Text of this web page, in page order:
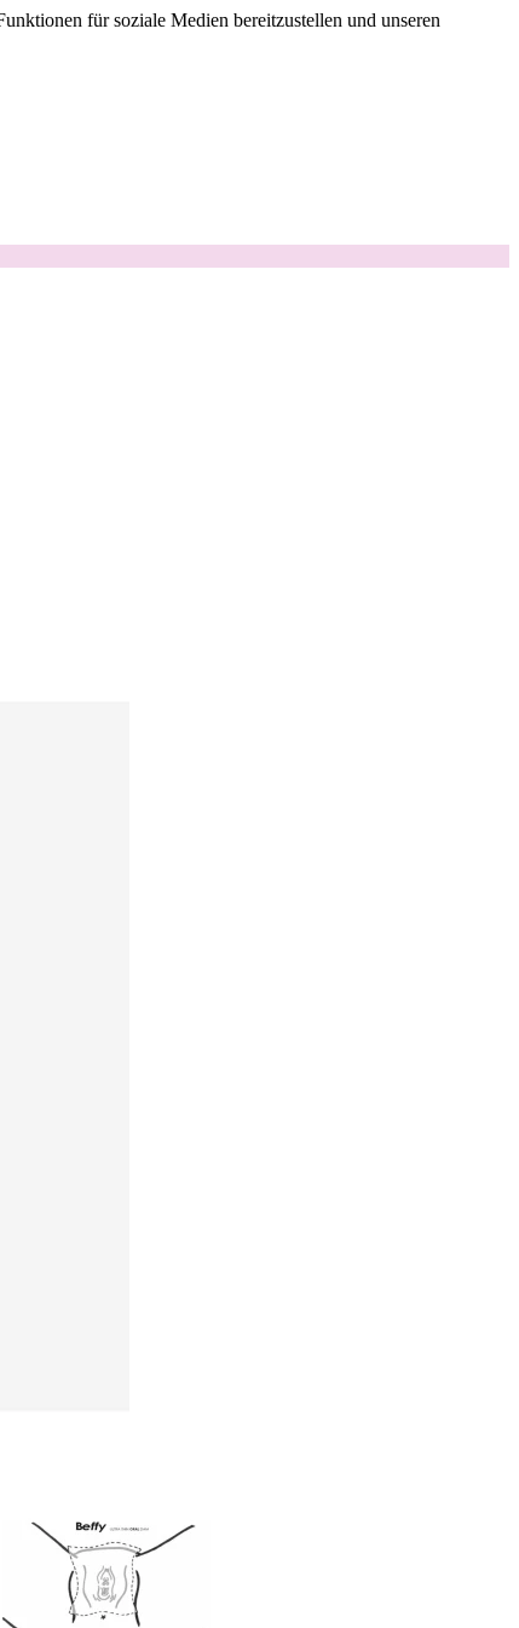
für soziale Medien bereitzustellen und unseren